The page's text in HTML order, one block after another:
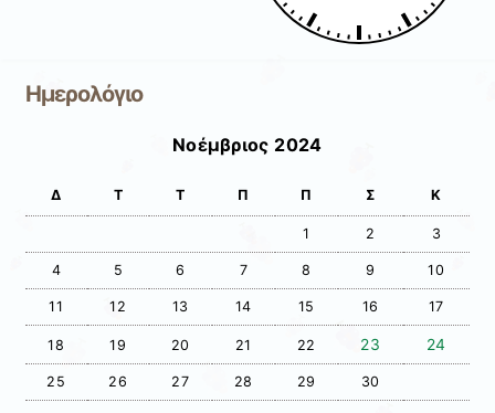
Ημερολόγιο
Νοέμβριος 2024
Δ Τ Τ Π Π Σ Κ
1 2 3
4 5 6 7 8 9 10
11 12 13 14 15 16 17
18 19 20 21 22 23 24
25 26 27 28 29 30